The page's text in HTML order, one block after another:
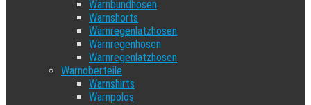
Warnbundhosen
Warnshorts
Warnregenlatzhosen
Warnregenhosen
Warnregenlatzhosen
Warnoberteile
Warnshirts
Warnpolos